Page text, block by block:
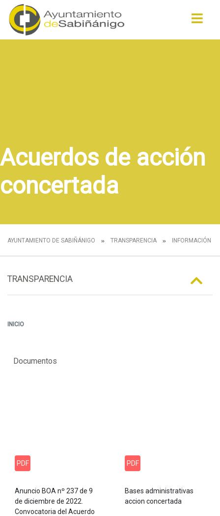
Acuerdos de acción
concertada
AYUNTAMIENTO DE SABIÑÁNIGO TRANSPARENCIA INFORMACIÓN
TRANSPARENCIA
INICIO
Documentos
PDF
Anuncio BOA nº 237 de 9
de diciembre de 2022.
Convocatoria del Acuerdo
PDF
Bases administrativas
accion concertada